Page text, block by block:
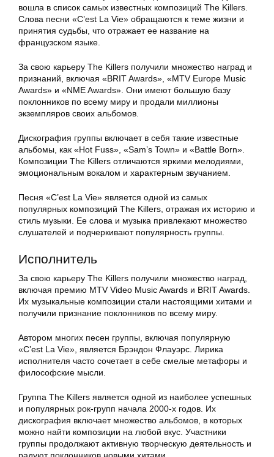
вошла в список самых известных композиций The Killers.
Слова песни «C’est La Vie» обращаются к теме жизни и
принятия судьбы, что отражает ее название на
французском языке.
За свою карьеру The Killers получили множество наград и
признаний, включая «BRIT Awards», «MTV Europe Music
Awards» и «NME Awards». Они имеют большую базу
поклонников по всему миру и продали миллионы
экземпляров своих альбомов.
Дискография группы включает в себя такие известные
альбомы, как «Hot Fuss», «Sam’s Town» и «Battle Born».
Композиции The Killers отличаются яркими мелодиями,
эмоциональным вокалом и характерным звучанием.
Песня «C’est La Vie» является одной из самых
популярных композиций The Killers, отражая их историю и
стиль музыки. Ее слова и музыка привлекают множество
слушателей и подчеркивают популярность группы.
Исполнитель
За свою карьеру The Killers получили множество наград,
включая премию MTV Video Music Awards и BRIT Awards.
Их музыкальные композиции стали настоящими хитами и
получили признание поклонников по всему миру.
Автором многих песен группы, включая популярную
«C’est La Vie», является Брэндон Флауэрс. Лирика
исполнителя часто сочетает в себе смелые метафоры и
философские мысли.
Группа The Killers является одной из наиболее успешных
и популярных рок-групп начала 2000-х годов. Их
дискография включает множество альбомов, в которых
можно найти композиции на любой вкус. Участники
группы продолжают активную творческую деятельность и